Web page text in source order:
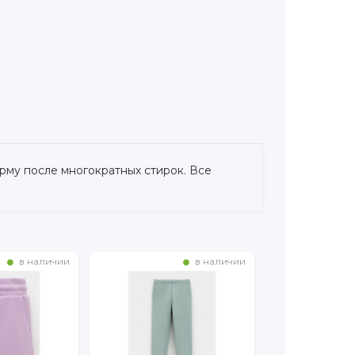
после многократных стирок. Все
в наличии в наличии